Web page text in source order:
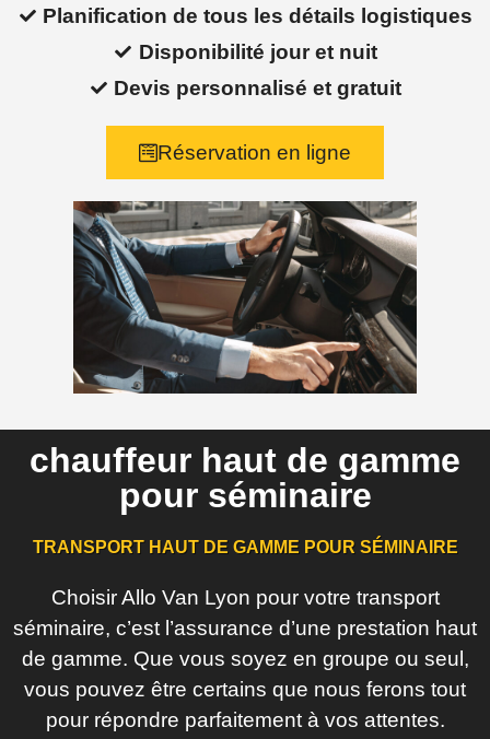
Planification de tous les détails logistiques
Disponibilité jour et nuit
Devis personnalisé et gratuit
Réservation en ligne
chauffeur haut de gamme
pour séminaire
TRANSPORT HAUT DE GAMME POUR SÉMINAIRE
Choisir Allo Van Lyon pour votre transport
séminaire, c’est l’assurance d’une prestation haut
de gamme. Que vous soyez en groupe ou seul,
vous pouvez être certains que nous ferons tout
pour répondre parfaitement à vos attentes.